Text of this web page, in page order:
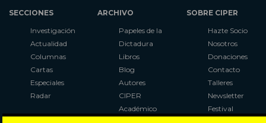
SECCIONES
Investigación
Actualidad
Columnas
Cartas
Especiales
Radar
ARCHIVO
Papeles de la
Dictadura
Libros
Blog
Autores
CIPER
Académico
SOBRE CIPER
Hazte Socio
Nosotros
Donaciones
Contacto
Talleres
Newsletter
Festival